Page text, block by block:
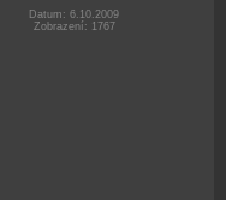
Datum: 6.10.2009
Zobrazení: 1767